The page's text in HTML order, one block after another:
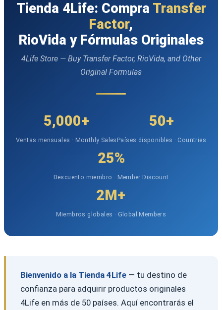
Tienda 4Life: Compra Transfer
Factor,
RioVida y Fórmulas Originales
4Life Store — Buy Transfer Factor, RioVida, and Other
Original Formulas
5,000+
Ventas mensuales · Monthly Sales
50+
Países disponibles · Countries
25%
Descuento miembro · Member Discount
2M+
Miembros globales · Global Members
Bienvenido a la Tienda 4Life— tu destino de
confianza para adquirir productos originales
4Life en más de 50 países. Aquí encontrarás el